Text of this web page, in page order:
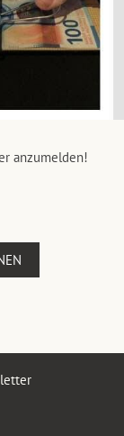
anzumelden!